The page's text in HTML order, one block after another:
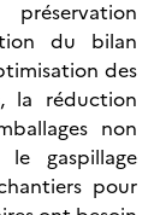
du bilan
des
la réduction
non
gaspillage
pour